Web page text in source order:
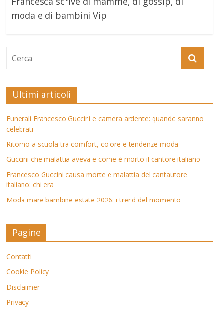
moda e di bambini Vip
Ultimi articoli
Funerali Francesco Guccini e camera ardente: quando saranno
celebrati
Ritorno a scuola tra comfort, colore e tendenze moda
Guccini che malattia aveva e come è morto il cantore italiano
Francesco Guccini causa morte e malattia del cantautore
italiano: chi era
Moda mare bambine estate 2026: i trend del momento
Pagine
Contatti
Cookie Policy
Disclaimer
Privacy